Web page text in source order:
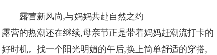
露营新风尚,与妈妈共赴自然之约
露营的热潮还在继续,母亲节正是带着妈妈赶潮流打卡的
好时机。找一个阳光明媚的午后,换上简单舒适的穿搭,